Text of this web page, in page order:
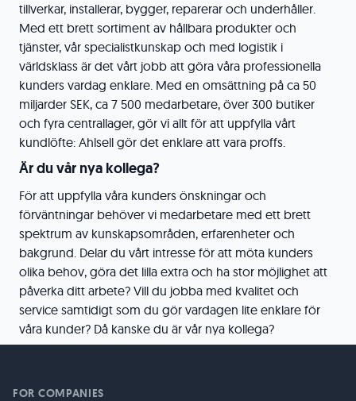
tillverkar, installerar, bygger, reparerar och underhåller.
Med ett brett sortiment av hållbara produkter och
tjänster, vår specialistkunskap och med logistik i
världsklass är det vårt jobb att göra våra professionella
kunders vardag enklare. Med en omsättning på ca 50
miljarder SEK, ca 7 500 medarbetare, över 300 butiker
och fyra centrallager, gör vi allt för att uppfylla vårt
kundlöfte: Ahlsell gör det enklare att vara proffs.
Är du vår nya kollega?
För att uppfylla våra kunders önskningar och
förväntningar behöver vi medarbetare med ett brett
spektrum av kunskapsområden, erfarenheter och
bakgrund. Delar du vårt intresse för att möta kunders
olika behov, göra det lilla extra och ha stor möjlighet att
påverka ditt arbete? Vill du jobba med kvalitet och
service samtidigt som du gör vardagen lite enklare för
våra kunder? Då kanske du är vår nya kollega?
FOR COMPANIES